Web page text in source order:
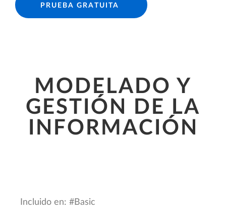
PRUEBA GRATUITA
MODELADO Y
GESTIÓN DE LA
INFORMACIÓN
Incluido en: #Basic